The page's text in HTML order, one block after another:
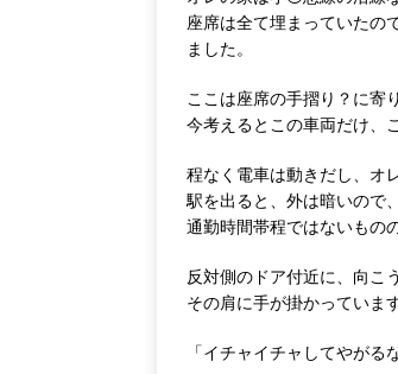
座席は全て埋まっていたの
ました。
ここは座席の手摺り？に寄
今考えるとこの車両だけ、
程なく電車は動きだし、オ
駅を出ると、外は暗いので
通勤時間帯程ではないもの
反対側のドア付近に、向こ
その肩に手が掛かっています
「イチャイチャしてやがる